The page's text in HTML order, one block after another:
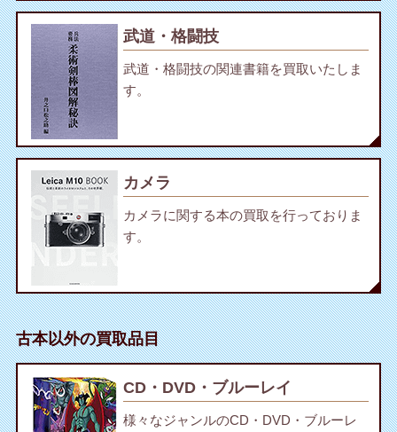
武道・格闘技
武道・格闘技の関連書籍を買取いたしま
す。
カメラ
カメラに関する本の買取を行っておりま
す。
古本以外の買取品目
CD・DVD・ブルーレイ
様々なジャンルのCD・DVD・ブルーレ